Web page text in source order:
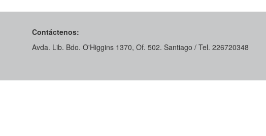
Contáctenos:
Avda. Lib. Bdo. O'Higgins 1370, Of. 502. Santiago / Tel. 226720348